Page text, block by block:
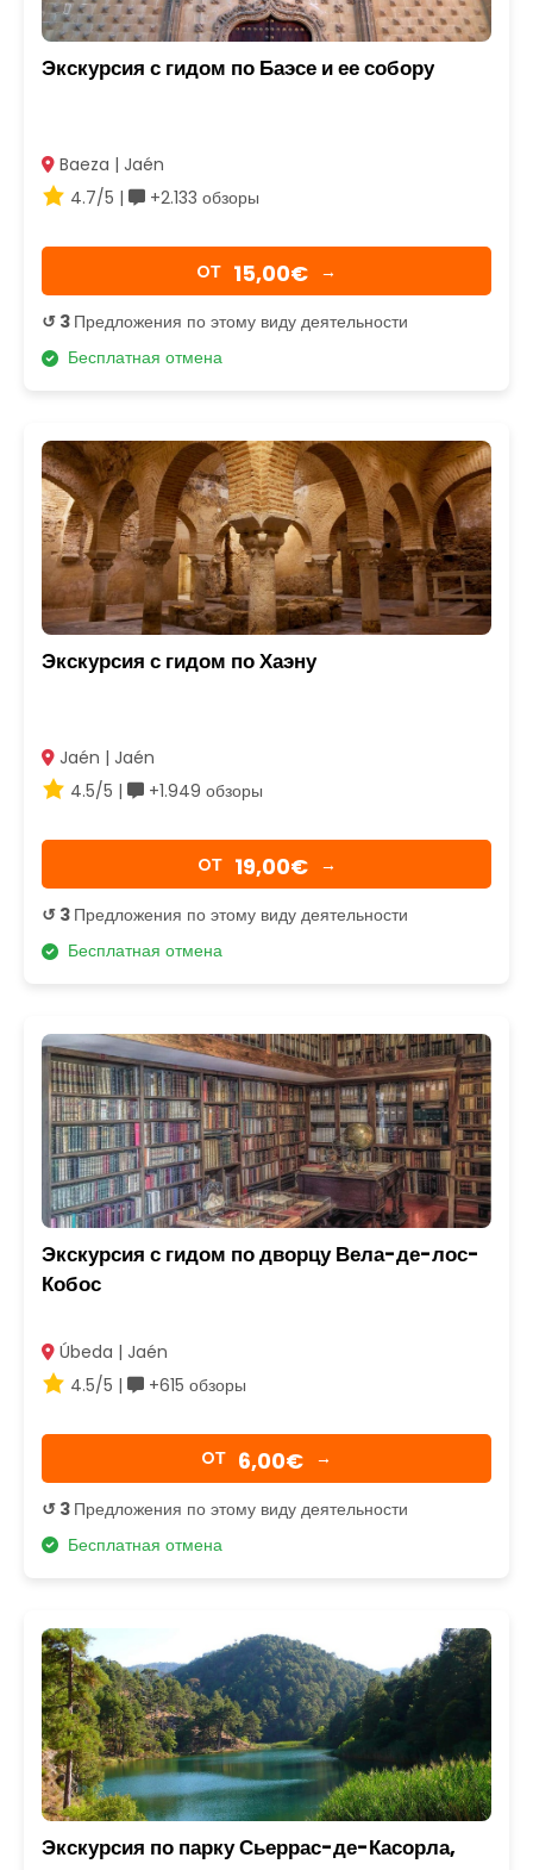
Экскурсия с гидом по Баэсе и ее собору
Baeza | Jaén
4.7/5 |
+2.133 обзоры
OТ 15,00€ →
↺ 3 Предложения по этому виду деятельности
Бесплатная отмена
Экскурсия с гидом по Хаэну
Jaén | Jaén
4.5/5 |
+1.949 обзоры
OТ 19,00€ →
↺ 3 Предложения по этому виду деятельности
Бесплатная отмена
Экскурсия с гидом по дворцу Вела-де-лос-
Кобос
Úbeda | Jaén
4.5/5 |
+615 обзоры
OТ 6,00€ →
↺ 3 Предложения по этому виду деятельности
Бесплатная отмена
Экскурсия по парку Сьеррас-де-Касорла,